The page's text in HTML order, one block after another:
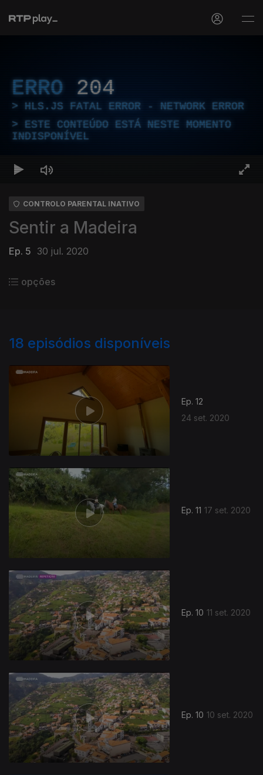
ERRO 204
HLS.JS FATAL ERROR - NETWORK ERROR
ESTE CONTEÚDO ESTÁ NESTE MOMENTO
INDISPONÍVEL
CONTROLO PARENTAL INATIVO
Sentir a Madeira
Ep. 5 30 jul. 2020
opções
18 episódios disponíveis
Ep. 12
24 set. 2020
Ep. 11 17 set. 2020
Ep. 10 11 set. 2020
Ep. 10 10 set. 2020